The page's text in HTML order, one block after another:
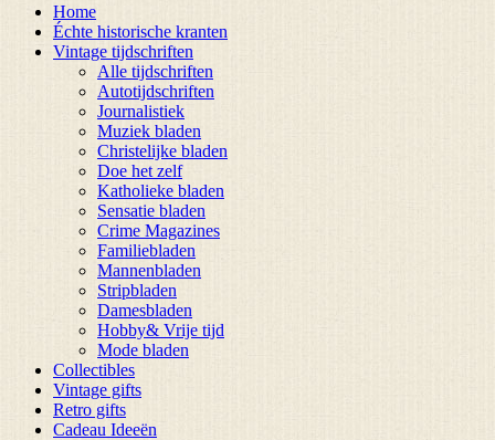
Home
Échte historische kranten
Vintage tijdschriften
Alle tijdschriften
Autotijdschriften
Journalistiek
Muziek bladen
Christelijke bladen
Doe het zelf
Katholieke bladen
Sensatie bladen
Crime Magazines
Familiebladen
Mannenbladen
Stripbladen
Damesbladen
Hobby& Vrije tijd
Mode bladen
Collectibles
Vintage gifts
Retro gifts
Cadeau Ideeën